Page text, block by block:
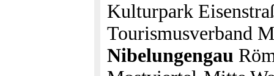
Kulturpark
Tourismusverband
Nibelungengau